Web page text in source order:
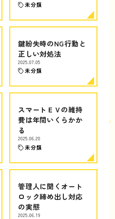
未分類
鍵紛失時のNG行動と
正しい対処法
2025.07.05
未分類
スマートＥＶの維持
費は年間いくらかか
る
2025.06.20
未分類
管理人に聞くオート
ロック締め出し対応
の実態
2025.06.19